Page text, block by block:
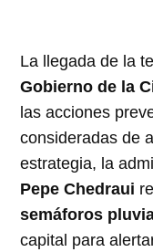
La llegada de la
Gobierno de la
las acciones
consideradas de
estrategia, la
Pepe Chedraui
semáforos
capital para